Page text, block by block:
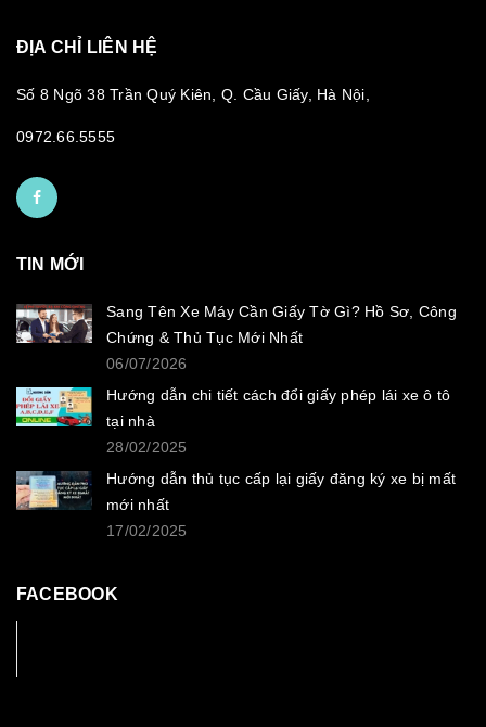
ĐỊA CHỈ LIÊN HỆ
Số 8 Ngõ 38 Trần Quý Kiên, Q. Cầu Giấy, Hà Nội,
0972.66.5555
TIN MỚI
Sang Tên Xe Máy Cần Giấy Tờ Gì? Hồ Sơ, Công
Chứng & Thủ Tục Mới Nhất
06/07/2026
Hướng dẫn chi tiết cách đổi giấy phép lái xe ô tô
tại nhà
28/02/2025
Hướng dẫn thủ tục cấp lại giấy đăng ký xe bị mất
mới nhất
17/02/2025
FACEBOOK